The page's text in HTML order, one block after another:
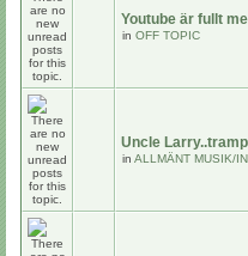
Youtube är fullt
in OFF TOPIC
Uncle
in ALLMÄNT MUSIK/